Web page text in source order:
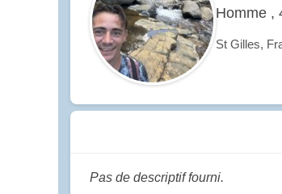
Homme ,
St Gilles,
Pas de descriptif fourni.